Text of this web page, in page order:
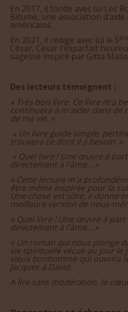
En 2017, il fonde avec lui Les
Bitume, une association
américains.
En 2021, il rédige avec lui le 5
César, César l’imparfait
sagesse inspiré par Gitta
Des lecteurs témoignent :
« Très bon livre. Ce livre m’a
continuera à m'aider dans de
de ma vie. »
« Un livre guide simple,
trouvera ce dont il a besoin. »
« Quel livre ! Une œuvre à
directement à l'âme... »
« Cette lecture m'a
être même inspirée pour la
Une chose est sûre, il donne
meilleure version de nous-
« Quel livre ! Une œuvre à part
directement à l'âme... »
« Un roman qui nous plonge
vie spirituelle vécue au jour le
vieux bonhomme qui ouvrira
Jacques à David.
A lire sans modération, le